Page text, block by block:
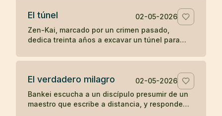
El túnel
02-05-2026
Zen-Kai, marcado por un crimen pasado,
dedica treinta años a excavar un túnel para
termina viendo en él a un maestro.
El verdadero milagro
02-05-2026
Bankei escucha a un discípulo presumir de un
maestro que escribe a distancia, y responde